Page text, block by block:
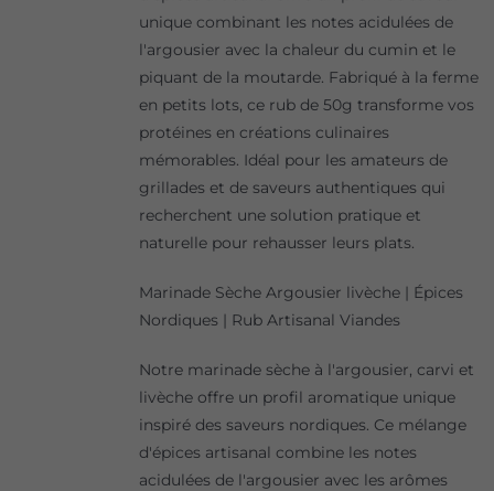
unique combinant les notes acidulées de
l'argousier avec la chaleur du cumin et le
piquant de la moutarde. Fabriqué à la ferme
en petits lots, ce rub de 50g transforme vos
protéines en créations culinaires
mémorables. Idéal pour les amateurs de
grillades et de saveurs authentiques qui
recherchent une solution pratique et
naturelle pour rehausser leurs plats.
Marinade Sèche Argousier livèche | Épices
Nordiques | Rub Artisanal Viandes
Notre marinade sèche à l'argousier, carvi et
livèche offre un profil aromatique unique
inspiré des saveurs nordiques. Ce mélange
d'épices artisanal combine les notes
acidulées de l'argousier avec les arômes